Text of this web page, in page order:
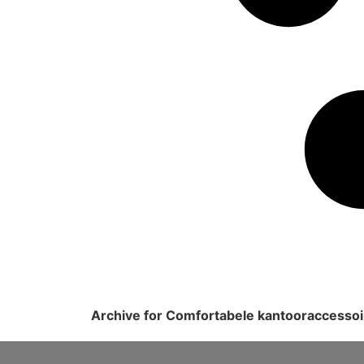
Archive for Comfortabele